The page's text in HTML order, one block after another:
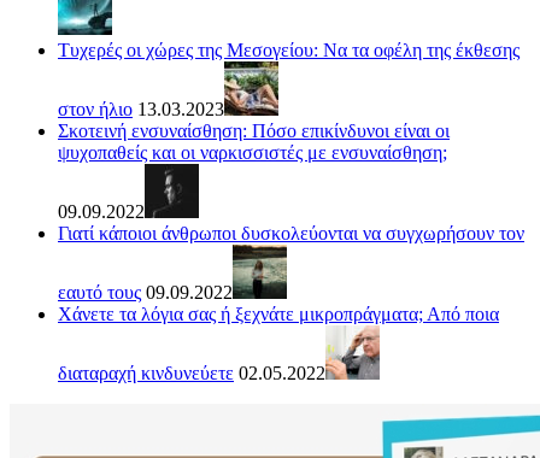
Τυχερές οι χώρες της Μεσογείου: Να τα οφέλη της έκθεσης
στον ήλιο 13.03.2023
Σκοτεινή ενσυναίσθηση: Πόσο επικίνδυνοι είναι οι
ψυχοπαθείς και οι ναρκισσιστές με ενσυναίσθηση;
09.09.2022
Γιατί κάποιοι άνθρωποι δυσκολεύονται να συγχωρήσουν τον
εαυτό τους 09.09.2022
Χάνετε τα λόγια σας ή ξεχνάτε μικροπράγματα; Από ποια
διαταραχή κινδυνεύετε 02.05.2022